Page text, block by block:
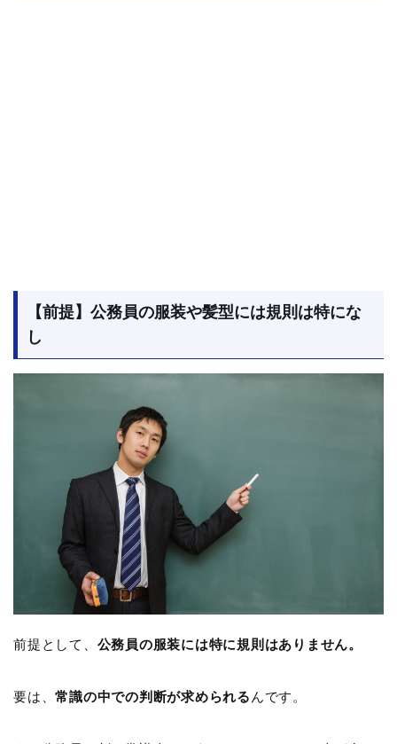
【前提】公務員の服装や髪型には規則は特にな
し
前提として、 公務員の服装には特に規則はありません。
要は、常識の中での判断が求められる んです。